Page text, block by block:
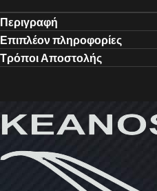
Περιγραφή
Επιπλέον πληροφορίες
Τρόποι Αποστολής